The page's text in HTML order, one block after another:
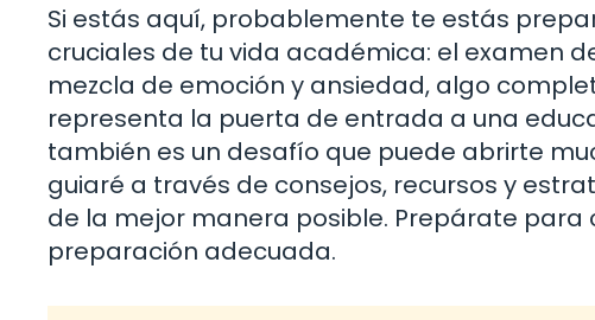
Si estás aquí, probablemente te estás
cruciales de tu vida académica: el examen
mezcla de emoción y ansiedad, algo
representa la puerta de entrada a una
también es un desafío que puede abrirte
guiaré a través de consejos, recursos y
de la mejor manera posible. Prepárate
preparación adecuada.